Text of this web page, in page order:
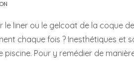
liner ou le gelcoat de la coque
chaque fois ? Inesthétiques et
Pour y remédier de